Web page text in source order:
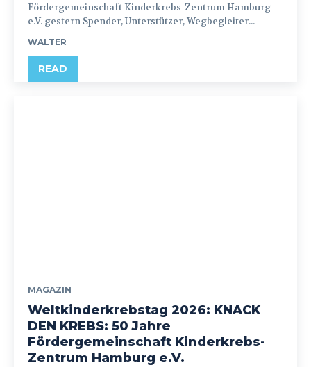
Fördergemeinschaft Kinderkrebs-Zentrum Hamburg
e.V. gestern Spender, Unterstützer, Wegbegleiter...
WALTER
READ
MAGAZIN
Weltkinderkrebstag 2026: KNACK
DEN KREBS: 50 Jahre
Fördergemeinschaft Kinderkrebs-
Zentrum Hamburg e.V.